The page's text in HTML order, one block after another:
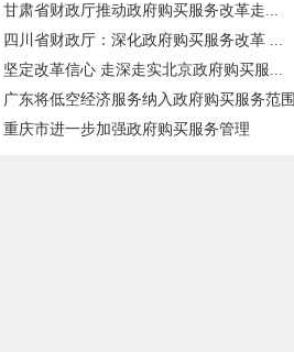
甘肃省财政厅推动政府购买服务改革走...
四川省财政厅：深化政府购买服务改革 ...
坚定改革信心 走深走实北京政府购买服...
广东将低空经济服务纳入政府购买服务范围
重庆市进一步加强政府购买服务管理